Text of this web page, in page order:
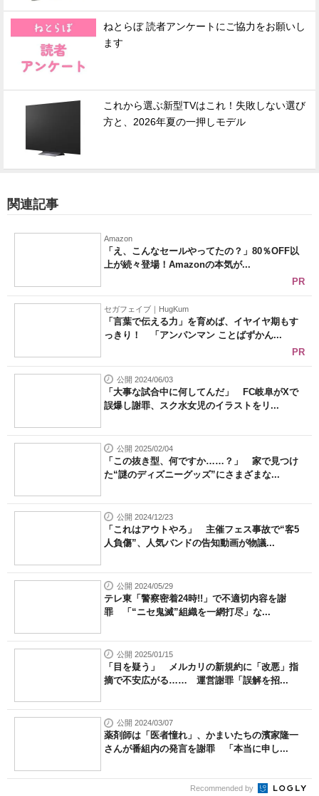
ねとらぼ 読者アンケートにご協力をお願いし
ます
これから選ぶ新型TVはこれ！失敗しない選び
方と、2026年夏の一押しモデル
関連記事
Amazon
「え、こんなセールやってたの？」80％OFF以
上が続々登場！Amazonの本気が...
PR
セガフェイブ｜HugKum
「言葉で伝える力」を育めば、イヤイヤ期もす
っきり！ 「アンパンマン ことばずかん...
PR
公開 2024/06/03
「大事な試合中に何してんだ」 FC岐阜がXで
誤爆し謝罪、スク水女児のイラストをリ...
公開 2025/02/04
「この抜き型、何ですか……？」 家で見つけ
た“謎のディズニーグッズ”にさまざまな...
公開 2024/12/23
「これはアウトやろ」 主催フェス事故で“客5
人負傷”、人気バンドの告知動画が物議...
公開 2024/05/29
テレ東「警察密着24時!!」で不適切内容を謝
罪 「“ニセ鬼滅”組織を一網打尽」な...
公開 2025/01/15
「目を疑う」 メルカリの新規約に「改悪」指
摘で不安広がる…… 運営謝罪「誤解を招...
公開 2024/03/07
薬剤師は「医者憧れ」、かまいたちの濱家隆一
さんが番組内の発言を謝罪 「本当に申し...
Recommended by